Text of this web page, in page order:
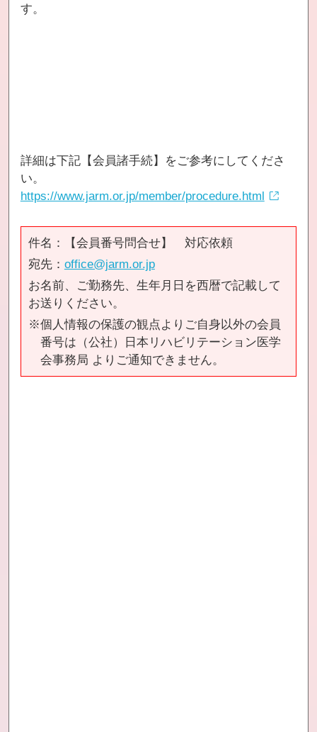
す。
詳細は下記【会員諸手続】をご参考にしてくださ
い。
https://www.jarm.or.jp/member/procedure.html
件名：【会員番号問合せ】 対応依頼
宛先： office@jarm.or.jp
お名前、ご勤務先、生年月日を西暦で記載して
お送りください。
※個人情報の保護の観点よりご自身以外の会員
番号は（公社）日本リハビリテーション医学
会事務局 よりご通知できません。